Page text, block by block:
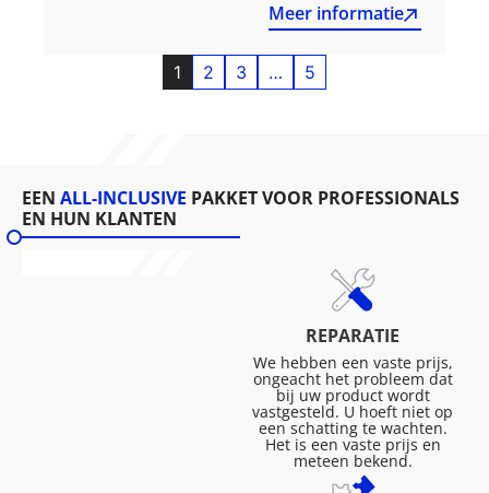
Meer informatie
1 2 3 … 5
EEN ALL-INCLUSIVE PAKKET VOOR PROFESSIONALS
EN HUN KLANTEN
REPARATIE
We hebben een vaste prijs,
ongeacht het probleem dat
bij uw product wordt
vastgesteld. U hoeft niet op
een schatting te wachten.
Het is een vaste prijs en
meteen bekend.